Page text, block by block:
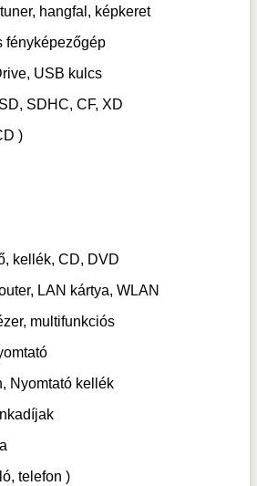
hangfal, képkeret
fényképezőgép
USB kulcs
SDHC, CF, XD
)
kellék, CD, DVD
LAN kártya, WLAN
multifunkciós
Nyomtató kellék
telefon )